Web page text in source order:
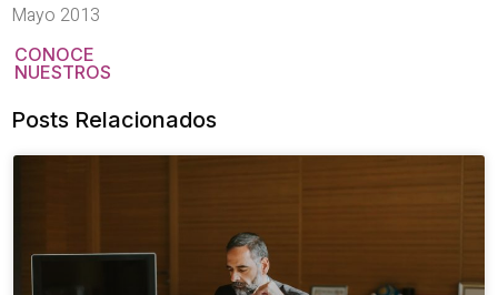
Mayo 2013
CONOCE
NUESTROS
Posts Relacionados